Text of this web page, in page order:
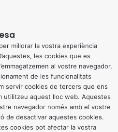
millorar la vostra experiència
les cookies que es
al vostre navegador,
de les funcionalitats
servir cookies de tercers que ens
utilitzeu aquest lloc web. Aquestes
navegador només amb el vostre
de desactivar aquestes cookies.
cookies pot afectar la vostra